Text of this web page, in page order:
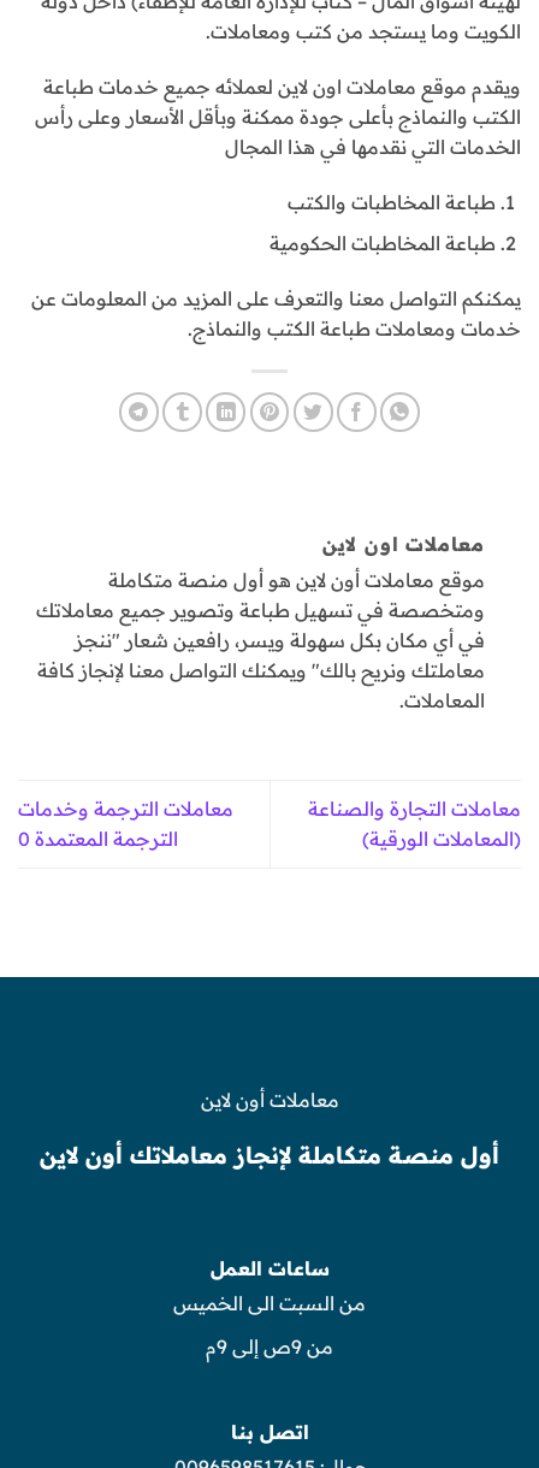
الكويت وما يستجد من كتب ومعاملات.
ويقدم موقع معاملات اون لاين لعملائه جميع خدمات طباعة
الكتب والنماذج بأعلى جودة ممكنة وبأقل الأسعار وعلى رأس
الخدمات التي نقدمها في هذا المجال
طباعة المخاطبات والكتب
طباعة المخاطبات الحكومية
يمكنكم التواصل معنا والتعرف على المزيد من المعلومات عن
خدمات ومعاملات طباعة الكتب والنماذج.
معاملات اون لاين
موقع معاملات أون لاين هو أول منصة متكاملة
ومتخصصة في تسهيل طباعة وتصوير جميع معاملاتك
في أي مكان بكل سهولة ويسر، رافعين شعار "ننجز
معاملتك ونريح بالك" ويمكنك التواصل معنا لإنجاز كافة
المعاملات.
معاملات التجارة والصناعة
(المعاملات الورقية)
معاملات الترجمة وخدمات
الترجمة المعتمدة 0
معاملات أون لاين
أول منصة متكاملة لإنجاز معاملاتك أون لاين
ساعات العمل
من السبت الى الخميس
من 9ص إلى 9م
اتصل بنا